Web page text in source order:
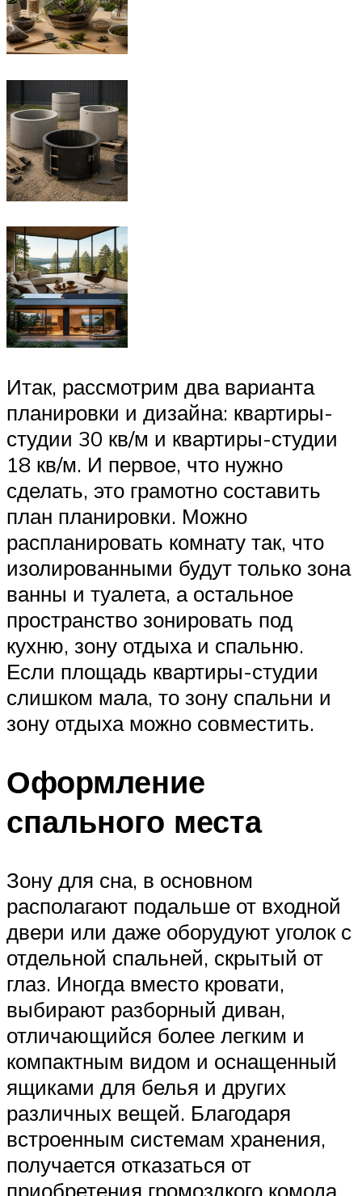
Итак, рассмотрим два варианта
планировки и дизайна: квартиры-
студии 30 кв/м и квартиры-студии
18 кв/м. И первое, что нужно
сделать, это грамотно составить
план планировки. Можно
распланировать комнату так, что
изолированными будут только зона
ванны и туалета, а остальное
пространство зонировать под
кухню, зону отдыха и спальню.
Если площадь квартиры-студии
слишком мала, то зону спальни и
зону отдыха можно совместить.
Оформление
спального места
Зону для сна, в основном
располагают подальше от входной
двери или даже оборудуют уголок с
отдельной спальней, скрытый от
глаз. Иногда вместо кровати,
выбирают разборный диван,
отличающийся более легким и
компактным видом и оснащенный
ящиками для белья и других
различных вещей. Благодаря
встроенным системам хранения,
получается отказаться от
приобретения громоздкого комода